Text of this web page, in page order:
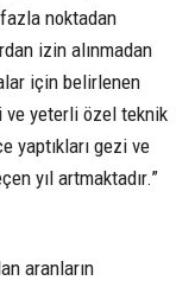
noktadan
izin alınmadan
için belirlenen
yeterli özel teknik
yaptıkları gezi ve
yıl artmaktadır.”
aranların